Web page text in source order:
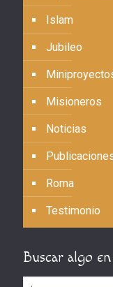
Islam
Jubileo
Misioneros
Noticias
Roma
Testimonio
Buscar algo